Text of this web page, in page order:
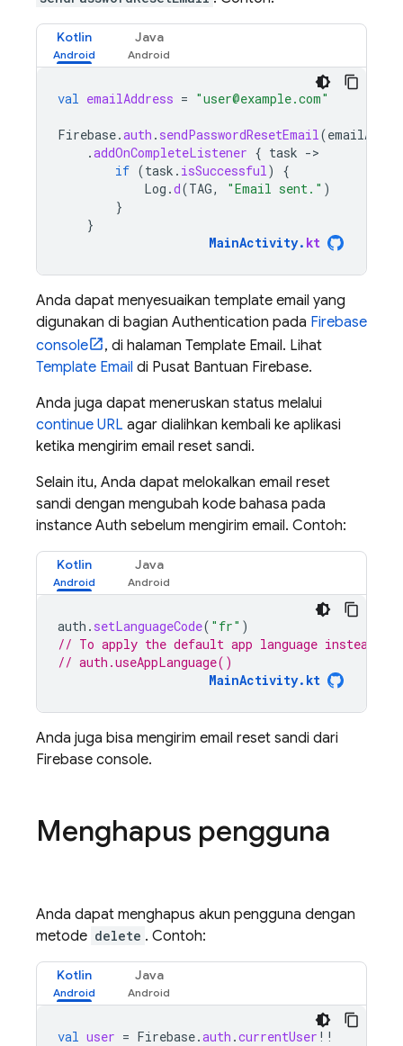
Kotlin Java
val emailAddress = "user@example.com"
Firebase.auth . sendPasswordResetEmail(
.addOnCompleteListener { task -
if (task . isSuccessful)
{
Log .d(TAG, "Email sent." )
}
}
MainActivity. kt
Anda dapat menyesuaikan template email yang
digunakan di bagian Authentication pada Firebase
console
, di halaman Template Email. Lihat
Template Email di Pusat Bantuan Firebase.
Anda juga dapat meneruskan status melalui
continue URL agar dialihkan kembali ke aplikasi
ketika mengirim email reset sandi.
Selain itu, Anda dapat melokalkan email reset
sandi dengan mengubah kode bahasa pada
instance Auth sebelum mengirim email. Contoh:
Kotlin Java
auth . setLanguageCode( "fr" )
// To apply the default app language
// auth.useAppLanguage()
MainActivity.kt
Anda juga bisa mengirim email reset sandi dari
Firebase console.
Menghapus pengguna
Anda dapat menghapus akun pengguna dengan
metode delete . Contoh:
Kotlin Java
val user = Firebase.auth .currentUser !!